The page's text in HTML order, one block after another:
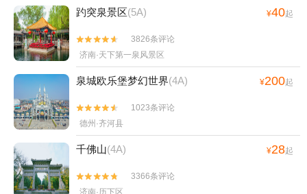
趵突泉景区(5A) ¥40起


3826条评论
济南·天下第一泉风景区
泉城欧乐堡梦幻世界(4A) ¥200起


1023条评论
德州·齐河县
千佛山(4A) ¥28起


3366条评论